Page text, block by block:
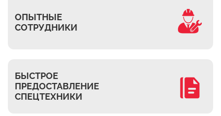
Михнево
Верхнее Мячково
Лыткарино
ОПЫТНЫЕ
СОТРУДНИКИ
БЫСТРОЕ
ПРЕДОСТАВЛЕНИЕ
СПЕЦТЕХНИКИ